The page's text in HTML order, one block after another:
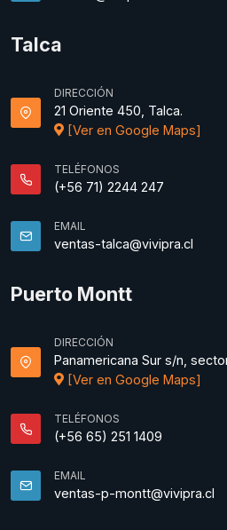
Talca
DIRECCIÓN
21 Oriente 450, Talca.
[Ver en Google Maps]
TELÉFONOS
(+56 71) 2244 247
EMAIL
ventas-talca@vivipra.cl
Puerto Montt
DIRECCIÓN
Panamericana Sur s/n,
[Ver en Google Maps]
TELÉFONOS
(+56 65) 251 1409
EMAIL
ventas-p-montt@vivipra.cl